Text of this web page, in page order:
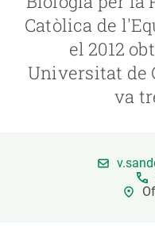
Catòlica de
el 2012
Universitat de
va
PARTICIPA
NOTÍCIES I AGENDA